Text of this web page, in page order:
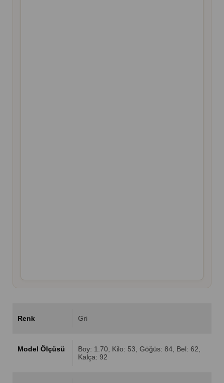
Renk Gri
Model Ölçüsü
Boy: 1.70, Kilo: 53, Göğüs: 84, Bel: 62,
Kalça: 92